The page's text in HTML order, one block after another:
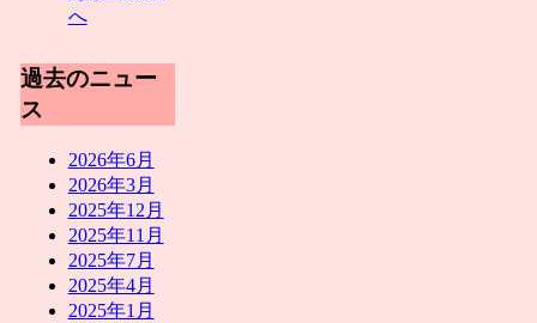
へ
過去のニュー
ス
2026年6月
2026年3月
2025年12月
2025年11月
2025年7月
2025年4月
2025年1月